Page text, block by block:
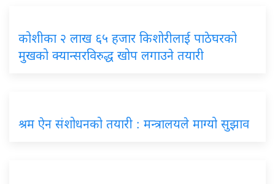
कोशीका २ लाख ६५ हजार किशोरीलाई पाठेघरको
मुखको क्यान्सरविरुद्ध खोप लगाउने तयारी
श्रम ऐन संशोधनको तयारी : मन्त्रालयले माग्यो सुझाव